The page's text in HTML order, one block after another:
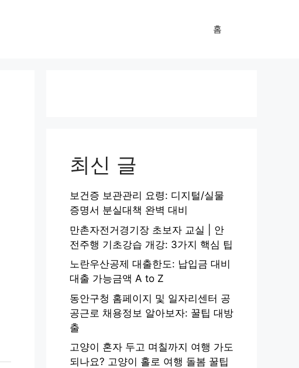
홈
최신 글
보건증 보관관리 요령: 디지털/실물
증명서 분실대책 완벽 대비
만촌자전거경기장 초보자 교실 | 안
전주행 기초강습 개강: 3가지 핵심 팁
노란우산공제 대출한도: 납입금 대비
대출 가능금액 A to Z
동안구청 홈페이지 및 일자리센터 공
공근로 채용정보 알아보자: 꿀팁 대방
출
고양이 혼자 두고 며칠까지 여행 가도
되나요? 고양이 홀로 여행 돌봄 꿀팁